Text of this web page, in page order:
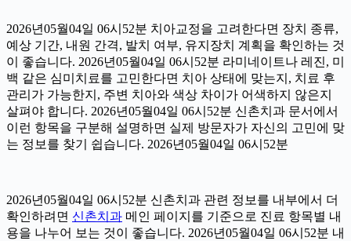
2026년05월04일 06시52분 치아교정을 고려한다면 장치 종류,
예상 기간, 내원 간격, 발치 여부, 유지장치 계획을 확인하는 것
이 좋습니다. 2026년05월04일 06시52분 라미네이트나 레진, 미
백 같은 심미치료를 고민한다면 치아 상태에 맞는지, 치료 후
관리가 가능한지, 주변 치아와 색상 차이가 어색하지 않은지
살펴야 합니다. 2026년05월04일 06시52분 신촌치과 문서에서
이런 항목을 구분해 설명하면 실제 방문자가 자신의 고민에 맞
는 정보를 찾기 쉽습니다. 2026년05월04일 06시52분
2026년05월04일 06시52분 신촌치과 관련 정보를 내부에서 더
확인하려면 신촌치과 메인 페이지를 기준으로 진료 항목별 내
용을 나누어 보는 것이 좋습니다. 2026년05월04일 06시52분 내